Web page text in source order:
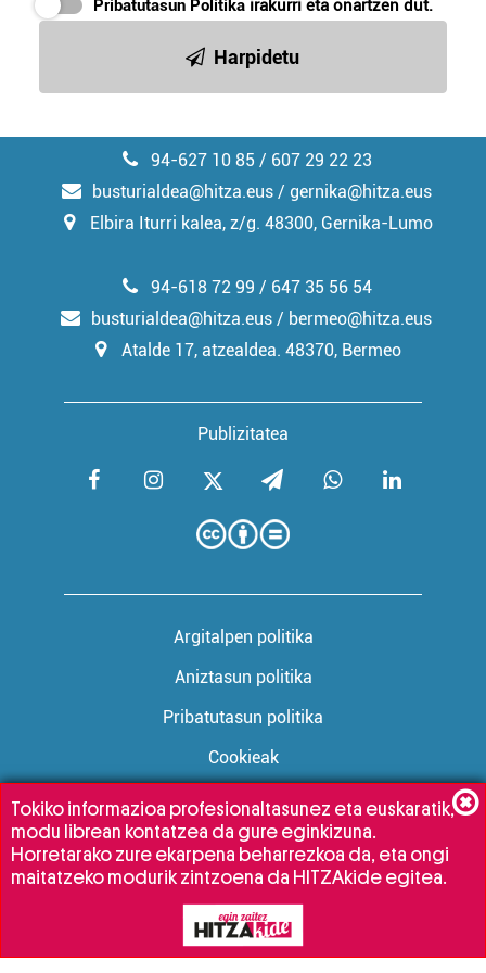
Pribatutasun Politika irakurri eta onartzen dut.
Harpidetu
94-627 10 85 / 607 29 22 23
busturialdea@hitza.eus / gernika@hitza.eus
Elbira Iturri kalea, z/g. 48300, Gernika-Lumo
Publizitatea
94-618 72 99 / 647 35 56 54
busturialdea@hitza.eus / bermeo@hitza.eus
Atalde 17, atzealdea. 48370, Bermeo
Argitalpen politika
Aniztasun politika
Pribatutasun politika
Cookieak
Babesleak:
Tokiko informazioa profesionaltasunez eta euskaratik,
modu librean kontatzea da gure eginkizuna.
Horretarako zure ekarpena beharrezkoa da, eta ongi
maitatzeko modurik zintzoena da HITZAkide egitea.